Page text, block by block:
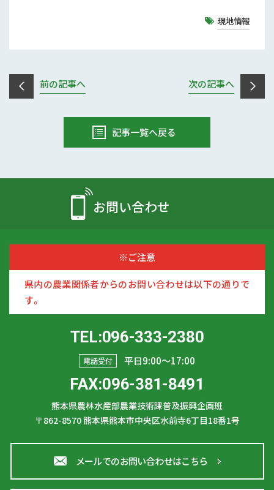
現地情報
前の記事へ 次の記事へ
記事一覧へ戻る
お問い合わせ
※ご注意
県内の農業関係者からのお問い合わせは以下の通りで
す。
TEL:096-333-2380
電話受付 平日9:00〜17:00
FAX:096-381-8491
熊本県農林水産部農業技術課普及振興企画班
〒862-8570熊本県熊本市中央区水前寺6丁目18番1号
メールでのお問い合わせはこちら